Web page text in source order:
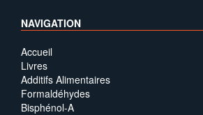
NAVIGATION
Accueil
Livres
Additifs Alimentaires
Formaldéhydes
Bisphénol-A